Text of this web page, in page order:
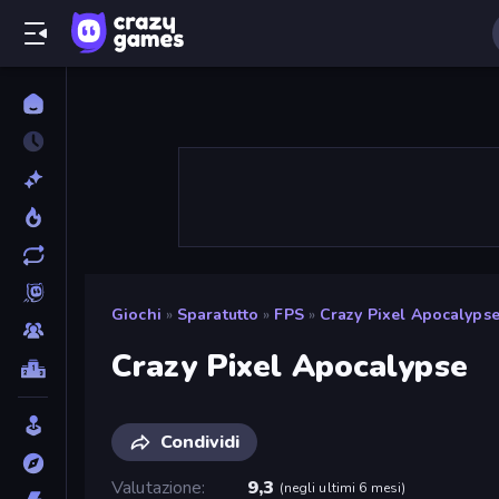
Giochi » Sparatutto » FPS » Crazy Pixel Apocalypse
Crazy Pixel Apocalypse
Condividi
Valutazione
9,3 (negli ultimi 6 mesi)